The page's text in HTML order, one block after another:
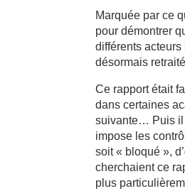
Marquée par ce
pour démontrer
différents
désormais
Ce rapport était
dans certaines
suivante… Puis il
impose les
soit « bloqué »,
cherchaient ce
plus